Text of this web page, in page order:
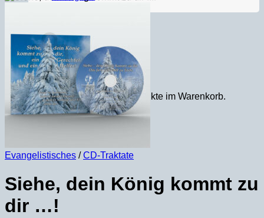
Es befinden sich keine Produkte im Warenkorb.
Zurück zum Shop
Evangelistisches / CD-Traktate
Siehe, dein König kommt zu
dir …!